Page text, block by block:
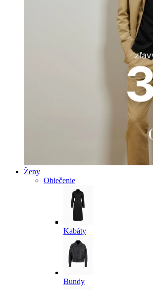
Ženy
Oblečenie
Kabáty
Bundy